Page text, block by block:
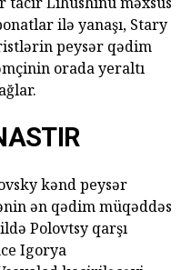
ilə yanaşı, Stary
peysər qədim
orada yeraltı
kənd peysər
ən qədim müqəddəs
Polovtsy qarşı
Igorya